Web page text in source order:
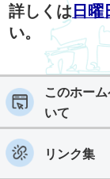
詳しくは 日
い。
このホー
いて
リンク集